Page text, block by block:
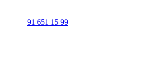
91 651 15 99